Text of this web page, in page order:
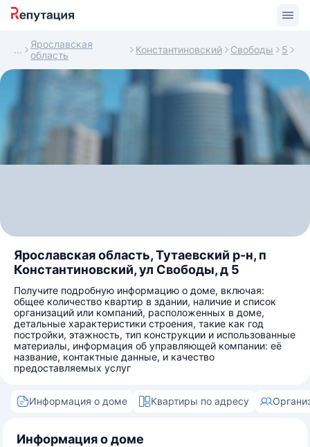
Ярославская
область
Константиновский Свободы 5
Ярославская область, Тутаевский р-н, п
Константиновский, ул Свободы, д 5
Получите подробную информацию о доме, включая:
общее количество квартир в здании, наличие и список
организаций или компаний, расположенных в доме,
детальные характеристики строения, такие как год
постройки, этажность, тип конструкции и использованные
материалы, информация об управляющей компании: её
название, контактные данные, и качество
предоставляемых услуг
Информация о доме Квартиры по адресу
Информация о доме